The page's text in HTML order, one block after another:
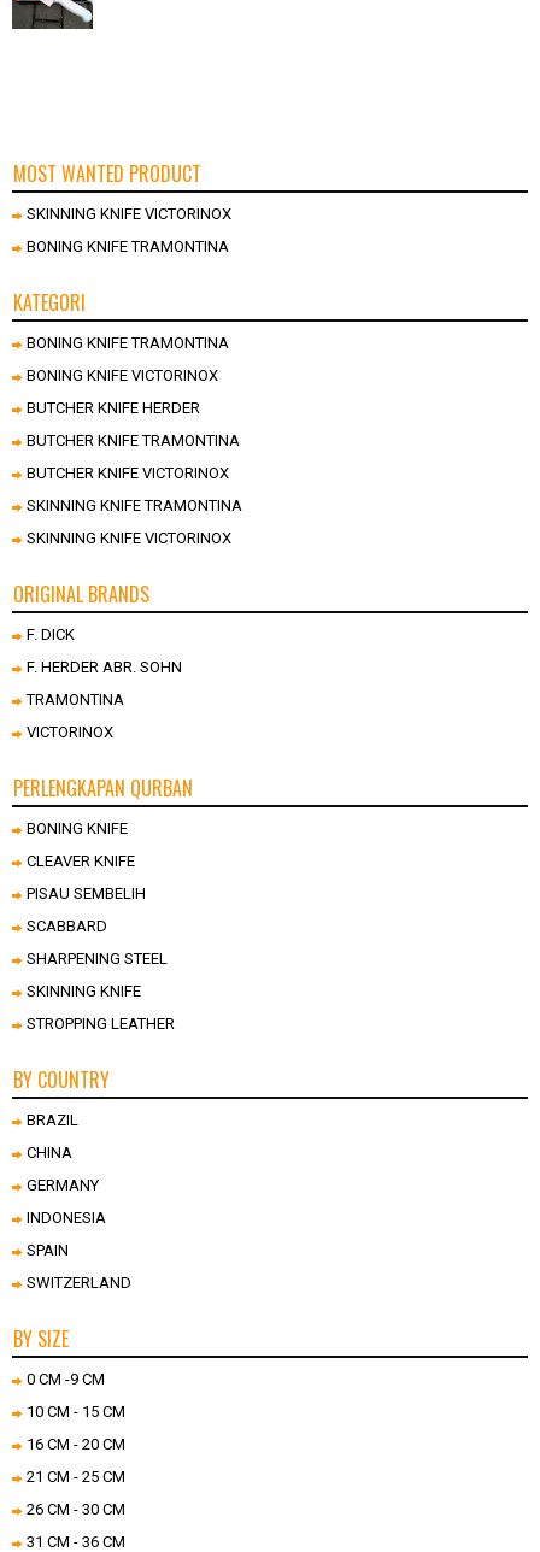
MOST WANTED PRODUCT
SKINNING KNIFE VICTORINOX
BONING KNIFE TRAMONTINA
KATEGORI
BONING KNIFE TRAMONTINA
BONING KNIFE VICTORINOX
BUTCHER KNIFE HERDER
BUTCHER KNIFE TRAMONTINA
BUTCHER KNIFE VICTORINOX
SKINNING KNIFE TRAMONTINA
SKINNING KNIFE VICTORINOX
ORIGINAL BRANDS
F. DICK
F. HERDER ABR. SOHN
TRAMONTINA
VICTORINOX
PERLENGKAPAN QURBAN
BONING KNIFE
CLEAVER KNIFE
PISAU SEMBELIH
SCABBARD
SHARPENING STEEL
SKINNING KNIFE
STROPPING LEATHER
BY COUNTRY
BRAZIL
CHINA
GERMANY
INDONESIA
SPAIN
SWITZERLAND
BY SIZE
0 CM -9 CM
10 CM - 15 CM
16 CM - 20 CM
21 CM - 25 CM
26 CM - 30 CM
31 CM - 36 CM